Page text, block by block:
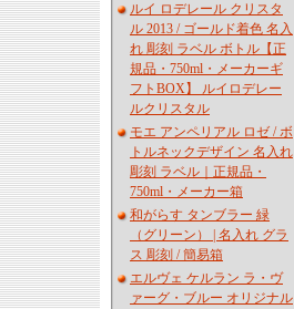
ルイ ロデレール クリスタ
ル 2013 / ゴールド着色 名入
れ 彫刻 ラベル ボトル【正
規品・750ml・メーカーギ
フトBOX】 ルイロデレー
ルクリスタル
モエ アンペリアル ロゼ / ボ
トルネックデザイン 名入れ
彫刻 ラベル｜正規品・
750ml・メーカー箱
和がらす タンブラー 緑
（グリーン） | 名入れ グラ
ス 彫刻 / 簡易箱
エルヴェ ケルラン ラ・ヴ
ァーグ・ブルー オリジナル